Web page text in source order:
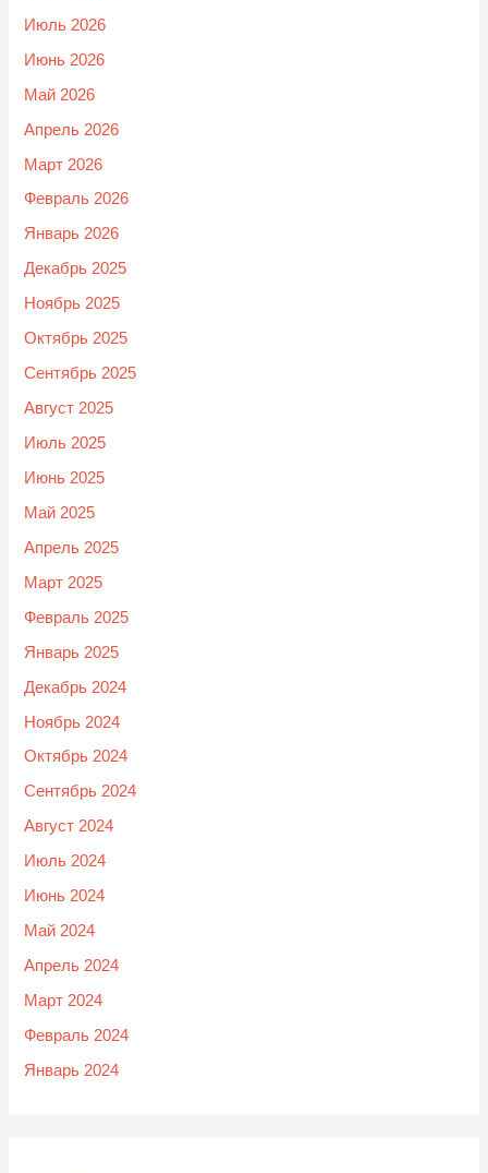
Июль 2026
Июнь 2026
Май 2026
Апрель 2026
Март 2026
Февраль 2026
Январь 2026
Декабрь 2025
Ноябрь 2025
Октябрь 2025
Сентябрь 2025
Август 2025
Июль 2025
Июнь 2025
Май 2025
Апрель 2025
Март 2025
Февраль 2025
Январь 2025
Декабрь 2024
Ноябрь 2024
Октябрь 2024
Сентябрь 2024
Август 2024
Июль 2024
Июнь 2024
Май 2024
Апрель 2024
Март 2024
Февраль 2024
Январь 2024